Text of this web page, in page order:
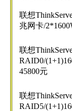
联想
兆网卡/
联想
RAID0/
45800元
联想
RAID5/